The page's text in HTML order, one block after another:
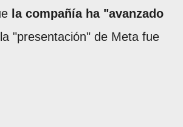
la compañía ha "avanzado
"presentación" de Meta fue